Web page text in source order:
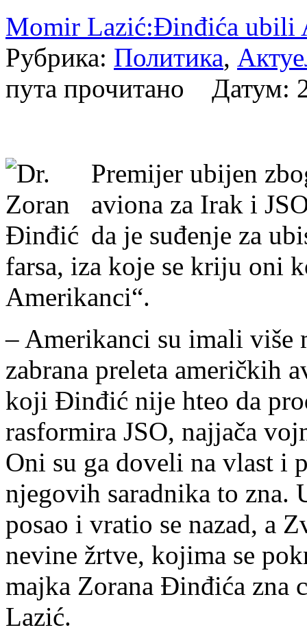
Momir Lazić:Đinđića ubili
Рубрика: Политика,
пута прочитано Датум:
Premijer ubijen
aviona za Irak i
da je suđenje za
farsa, iza koje se kriju oni
Amerikanci“.
– Amerikanci su imali
zabrana preleta američkih
koji Đinđić nije hteo da
rasformira JSO, najjača
Oni su ga doveli na vlast i
njegovih saradnika to zna.
posao i vratio se nazad, a
nevine žrtve, kojima se
majka Zorana Đinđića zna
Lazić.